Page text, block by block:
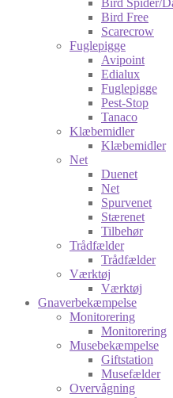
Bird Spider/
Bird Free
Scarecrow
Fuglepigge
Avipoint
Edialux
Fuglepigge
Pest-Stop
Tanaco
Klæbemidler
Klæbemidler
Net
Duenet
Net
Spurvenet
Stærenet
Tilbehør
Trådfælder
Trådfælder
Værktøj
Værktøj
Gnaverbekæmpelse
Monitorering
Monitorering
Musebekæmpelse
Giftstation
Musefælder
Overvågning